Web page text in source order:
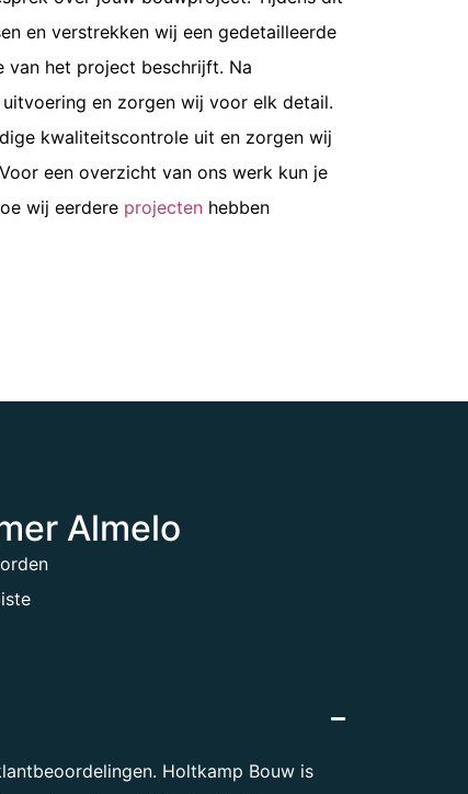
en verstrekken wij een gedetailleerde
het project beschrijft. Na
en zorgen wij voor elk detail.
kwaliteitscontrole uit en zorgen wij
een overzicht van ons werk kun je
wij eerdere projecten hebben
Almelo
Holtkamp Bouw is